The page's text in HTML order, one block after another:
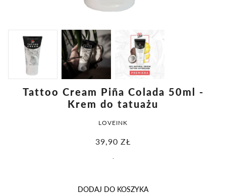
Tattoo Cream Piña Colada 50ml -
Krem do tatuażu
LOVEINK
39,90 ZŁ
.
DODAJ DO KOSZYKA